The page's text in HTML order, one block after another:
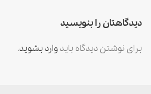
دیدگاهتان را بنویسید
برای نوشتن دیدگاه باید وارد بشوید.